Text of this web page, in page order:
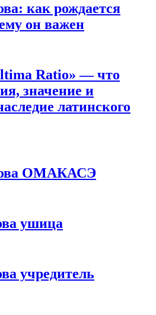
как рождается
он важен
Ratio» — что
значение и
латинского
ОМАКАСЭ
ушица
учредитель